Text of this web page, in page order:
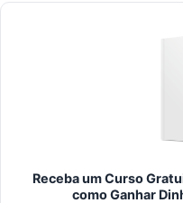
Receba um Curso
como Ganhar